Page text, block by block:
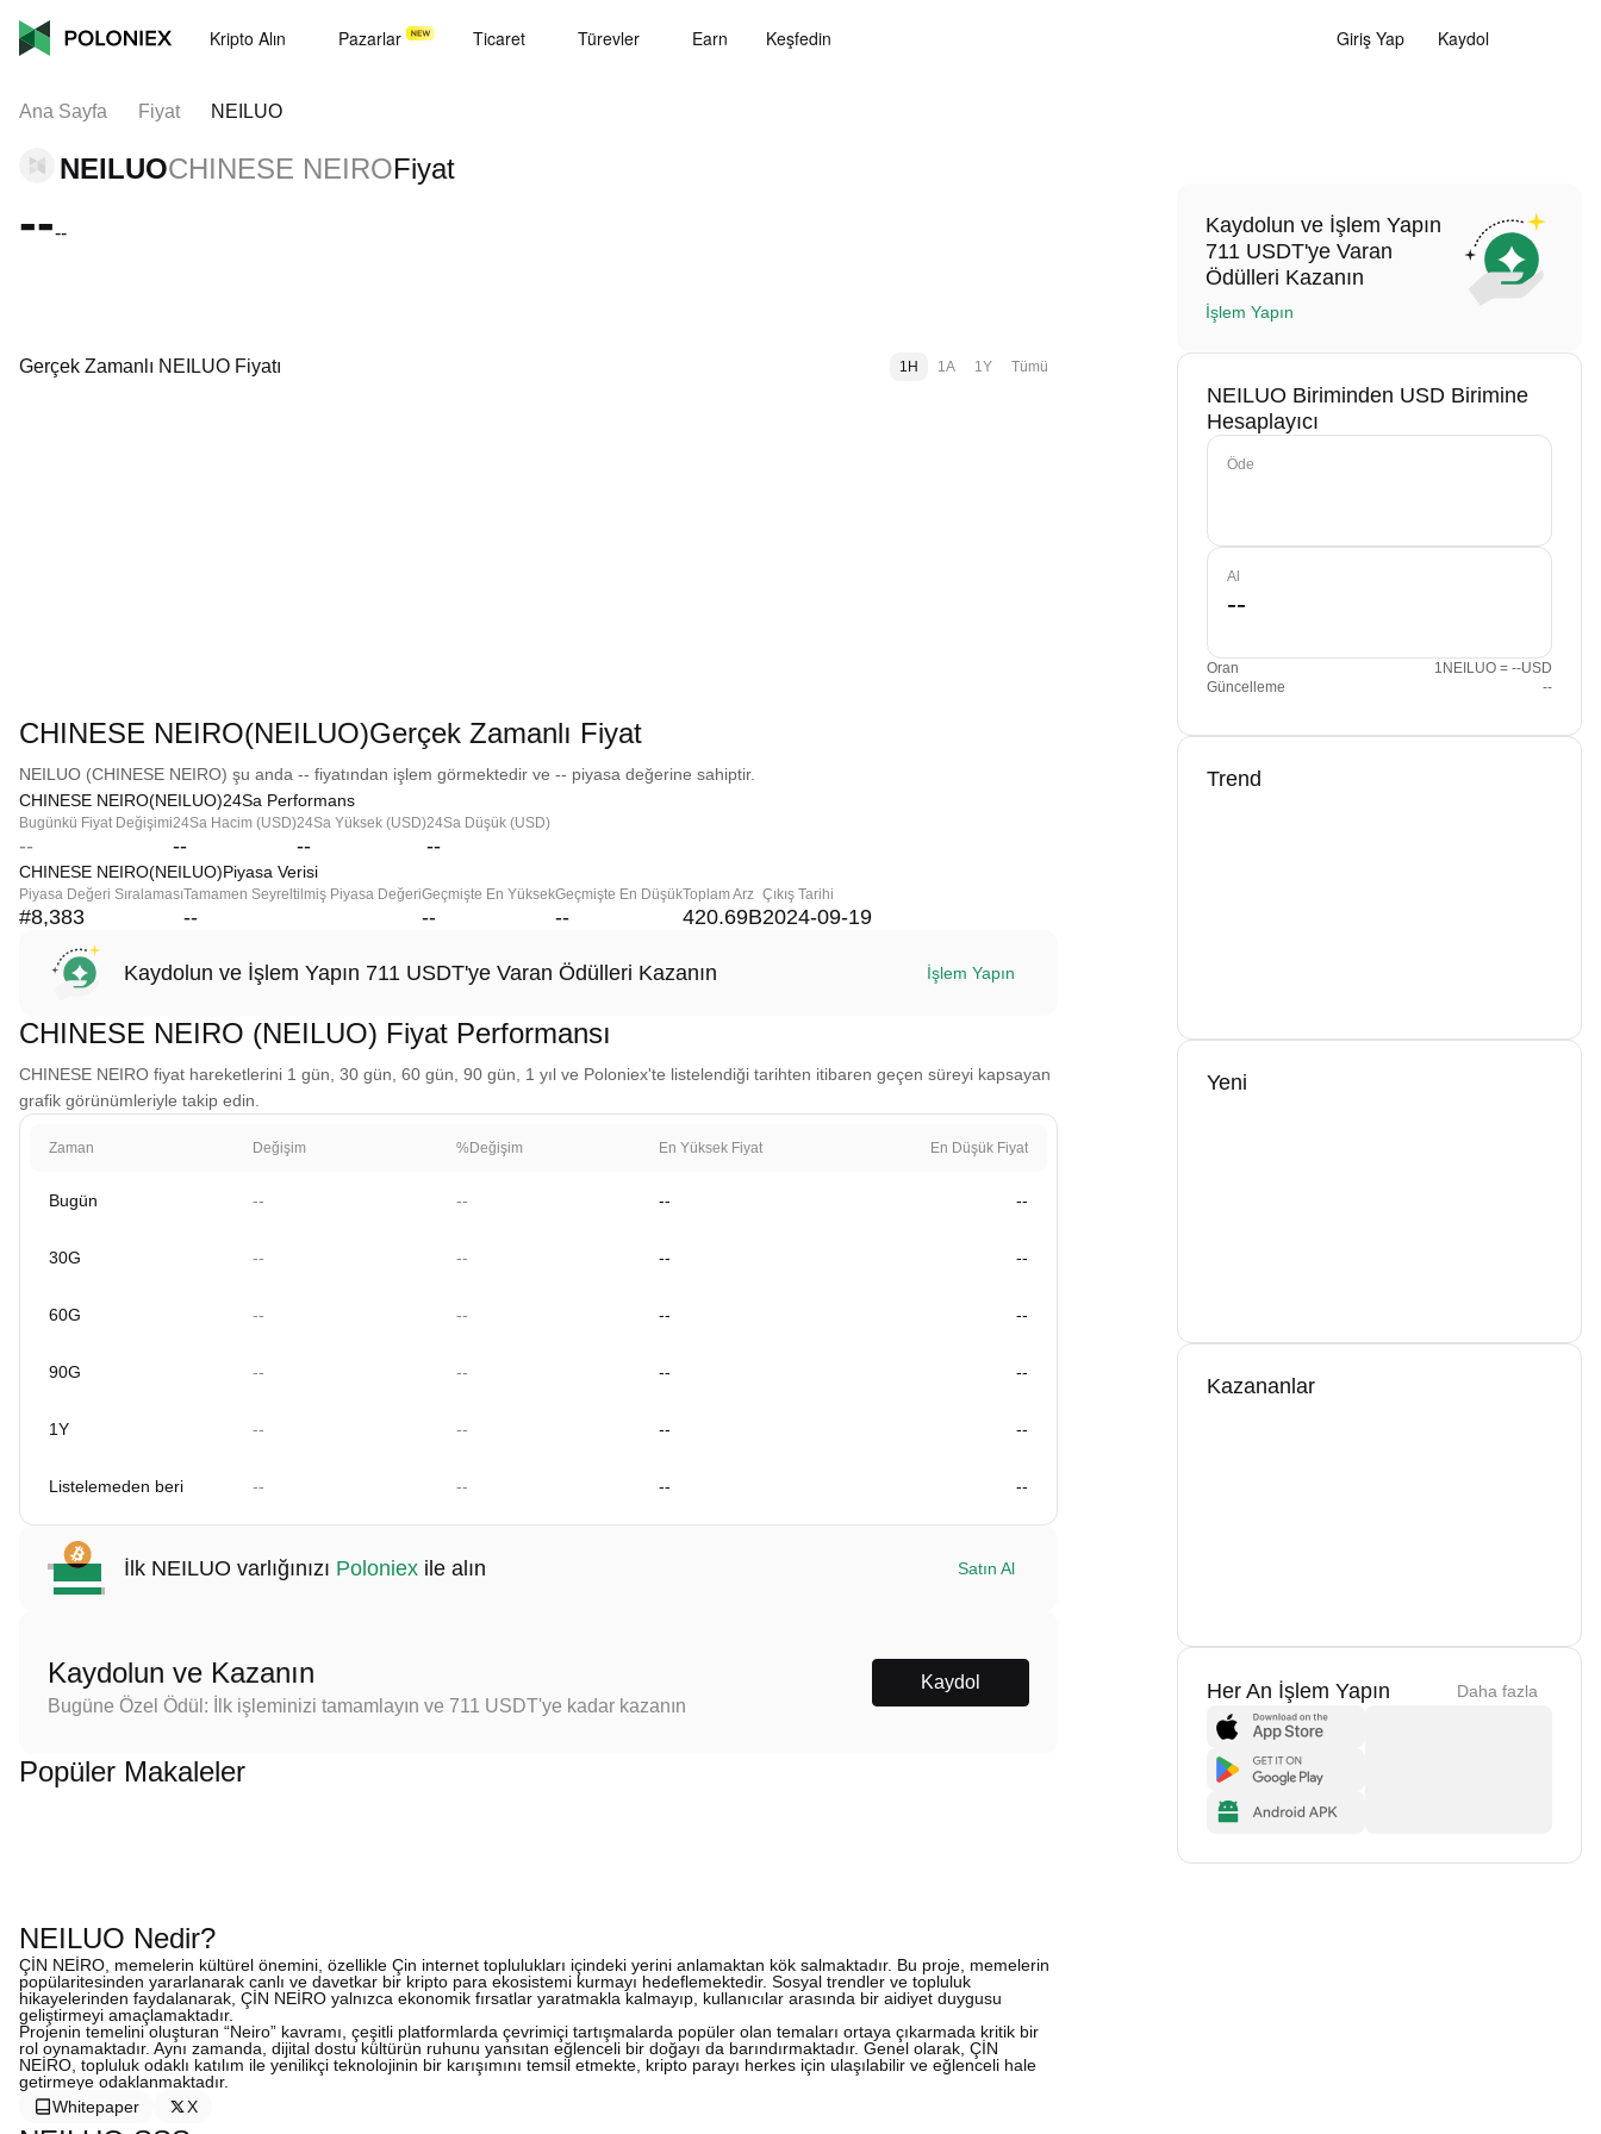
Kripto Alın Pazarlar Ticaret Türevler Earn Keşfedin Giriş Yap Kaydol
Ana Sayfa Fiyat NEILUO
NEILUOCHINESE NEIROFiyat
----
Gerçek Zamanlı NEILUO Fiyatı 1H 1A 1Y Tümü
CHINESE NEIRO(NEILUO)Gerçek Zamanlı Fiyat
NEILUO (CHINESE NEIRO) şu anda -- fiyatından işlem görmektedir ve -- piyasa değerine sahiptir.
CHINESE NEIRO(NEILUO)24Sa Performans
Bugünkü Fiyat Değişimi
--
24Sa Hacim (USD)
--
24Sa Yüksek (USD)
--
24Sa Düşük (USD)
--
CHINESE NEIRO(NEILUO)Piyasa Verisi
Piyasa Değeri Sıralaması
#8,383
Tamamen Seyreltilmiş Piyasa Değeri
--
Geçmişte En Yüksek
--
Geçmişte En Düşük
--
Toplam Arz
420.69B
Çıkış Tarihi
2024-09-19
Kaydolun ve İşlem Yapın 711 USDT'ye Varan Ödülleri Kazanın İşlem Yapın
CHINESE NEIRO (NEILUO) Fiyat Performansı
CHINESE NEIRO fiyat hareketlerini 1 gün, 30 gün, 60 gün, 90 gün, 1 yıl ve Poloniex'te listelendiği tarihten itibaren geçen süreyi kapsayan
grafik görünümleriyle takip edin.
Zaman Değişim %Değişim En Yüksek Fiyat En Düşük Fiyat
Bugün -- -- -- --
30G -- -- -- --
60G -- -- -- --
90G -- -- -- --
1Y -- -- -- --
Listelemeden beri -- -- -- --
İlk NEILUO varlığınızı Poloniex ile alın Satın Al
Kaydolun ve Kazanın
Bugüne Özel Ödül: İlk işleminizi tamamlayın ve 711 USDT'ye kadar kazanın
Kaydol
Popüler Makaleler
NEILUO Nedir?
ÇİN NEİRO, memelerin kültürel önemini, özellikle Çin internet toplulukları içindeki yerini anlamaktan kök salmaktadır. Bu proje, memelerin
popülaritesinden yararlanarak canlı ve davetkar bir kripto para ekosistemi kurmayı hedeflemektedir. Sosyal trendler ve topluluk
hikayelerinden faydalanarak, ÇİN NEİRO yalnızca ekonomik fırsatlar yaratmakla kalmayıp, kullanıcılar arasında bir aidiyet duygusu
geliştirmeyi amaçlamaktadır.
Projenin temelini oluşturan “Neiro” kavramı, çeşitli platformlarda çevrimiçi tartışmalarda popüler olan temaları ortaya çıkarmada kritik bir
rol oynamaktadır. Aynı zamanda, dijital dostu kültürün ruhunu yansıtan eğlenceli bir doğayı da barındırmaktadır. Genel olarak, ÇİN
NEİRO, topluluk odaklı katılım ile yenilikçi teknolojinin bir karışımını temsil etmekte, kripto parayı herkes için ulaşılabilir ve eğlenceli hale
getirmeye odaklanmaktadır.
Whitepaper
X
Kaydolun ve İşlem Yapın
711 USDT'ye Varan
Ödülleri Kazanın
İşlem Yapın
NEILUO Biriminden USD Birimine
Hesaplayıcı
Öde
Al
Oran
1NEILUO = --USD
Güncelleme
--
Trend
Yeni
Kazananlar
Her An İşlem Yapın Daha fazla